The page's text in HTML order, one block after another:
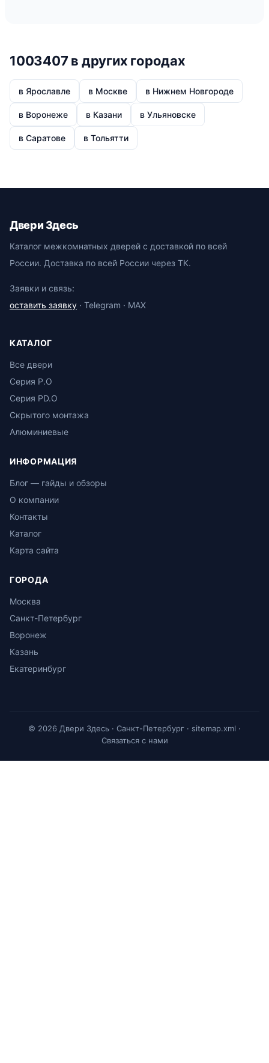
1003407 в других городах
в Ярославле в Москве в Нижнем Новгороде
в Воронеже в Казани в Ульяновске
в Саратове в Тольятти
Двери Здесь
Каталог межкомнатных дверей с доставкой по всей
России. Доставка по всей России через ТК.
Заявки и связь:
оставить заявку · Telegram · MAX
КАТАЛОГ
Все двери
Серия P.O
Серия PD.O
Скрытого монтажа
Алюминиевые
ИНФОРМАЦИЯ
Блог — гайды и обзоры
О компании
Контакты
Каталог
Карта сайта
ГОРОДА
Москва
Санкт-Петербург
Воронеж
Казань
Екатеринбург
© 2026 Двери Здесь · Санкт-Петербург · sitemap.xml ·
Связаться с нами